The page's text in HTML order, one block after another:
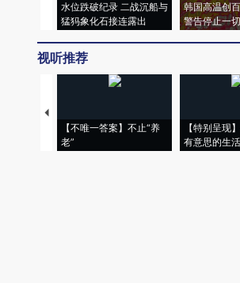
水位跌破纪录 二战沉船与
猛犸象化石接连露出
韩国高温创
警告停止一
视听推荐
【不唯一答案】不止“养
老”
【特别呈现
有意思的生